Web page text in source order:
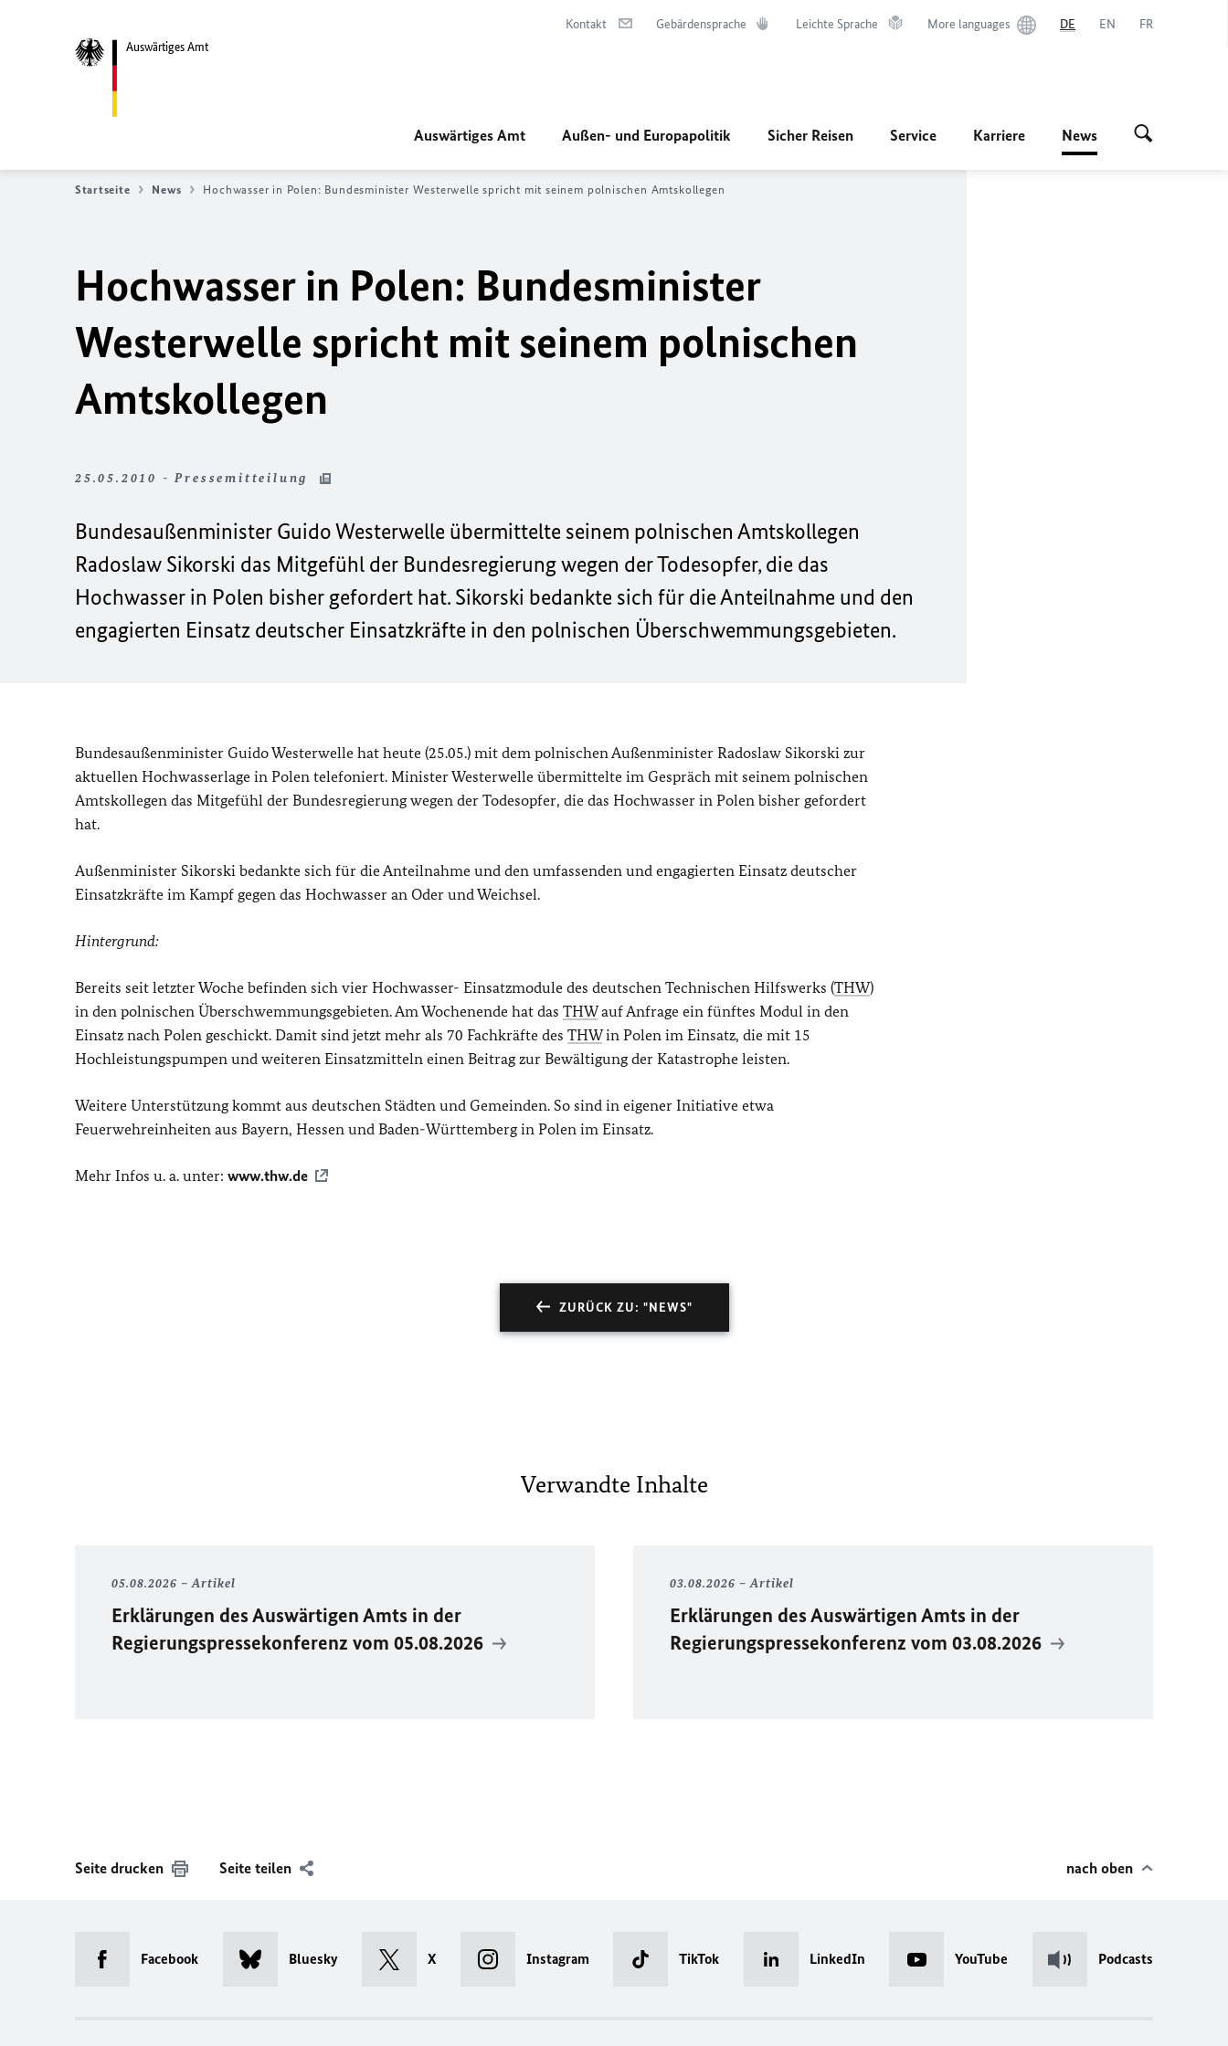
Auswärtiges Amt
Kontakt Gebärdensprache Leichte Sprache More languages DE EN FR
Auswärtiges Amt Außen- und Europapolitik Sicher Reisen Service Karriere News
Startseite News Hochwasser in Polen: Bundesminister Westerwelle spricht mit seinem polnischen Amtskollegen
Hochwasser in Polen: Bundesminister
Westerwelle spricht mit seinem polnischen
Amtskollegen
25.05.2010 - Pressemitteilung
Bundesaußenminister Guido Westerwelle übermittelte seinem polnischen Amtskollegen
Radoslaw Sikorski das Mitgefühl der Bundesregierung wegen der Todesopfer, die das
Hochwasser in Polen bisher gefordert hat. Sikorski bedankte sich für die Anteilnahme und den
engagierten Einsatz deutscher Einsatzkräfte in den polnischen Überschwemmungsgebieten.
Bundesaußenminister Guido Westerwelle hat heute (25.05.) mit dem polnischen Außenminister Radoslaw Sikorski zur
aktuellen Hochwasserlage in Polen telefoniert. Minister Westerwelle übermittelte im Gespräch mit seinem polnischen
Amtskollegen das Mitgefühl der Bundesregierung wegen der Todesopfer, die das Hochwasser in Polen bisher gefordert
hat.
Außenminister Sikorski bedankte sich für die Anteilnahme und den umfassenden und engagierten Einsatz deutscher
Einsatzkräfte im Kampf gegen das Hochwasser an Oder und Weichsel.
Hintergrund:
Bereits seit letzter Woche befinden sich vier Hochwasser- Einsatzmodule des deutschen Technischen Hilfswerks (THW)
in den polnischen Überschwemmungsgebieten. Am Wochenende hat das THWauf Anfrage ein fünftes Modul in den
Einsatz nach Polen geschickt. Damit sind jetzt mehr als 70 Fachkräfte des THWin Polen im Einsatz, die mit 15
Hochleistungspumpen und weiteren Einsatzmitteln einen Beitrag zur Bewältigung der Katastrophe leisten.
Weitere Unterstützung kommt aus deutschen Städten und Gemeinden. So sind in eigener Initiative etwa
Feuerwehreinheiten aus Bayern, Hessen und Baden-Württemberg in Polen im Einsatz.
Mehr Infos u. a. unter: www.thw.de
ZURÜCK ZU: "NEWS"
Verwandte Inhalte
05.08.2026 Artikel
Erklärungen des Auswärtigen Amts in der
Regierungspressekonferenz vom 05.08.2026
03.08.2026 Artikel
Erklärungen des Auswärtigen Amts in der
Regierungspressekonferenz vom 03.08.2026
Seite drucken Seite teilen nach oben
Facebook Bluesky X Instagram TikTok LinkedIn YouTube Podcasts